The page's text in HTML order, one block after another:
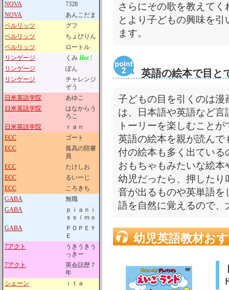
NOVA
7328
NOVA
あんこだま
ベルリッツ
グフ
ベルリッツ
ちょびりん
ベルリッツ
ロートル
リンゲージ
くみ Hot !
リンゲージ
ぽん
リンゲージ
チャレンジ
ぞう
日米英語学院
あゆこ
日米英語学院
はなからう
ろこ
日米英語学院
ｒａｎ
ECC
ゴート
ECC
孤高の陪審
員
ECC
たけしお
ECC
るいーじ
ECC
ころきち
GABA
無職
GABA
ｐｉａｎｉ
ｓｓｉｍｏ
GABA
ＰＯＰＥＹ
Ｅ
7アクト
うきうきう
っきー
7アクト
英会話歴７
年
シェーン
ｉｔａ
さらにその歌を教えて
とより子どもの興味を
ます。
英語の絵本で目と
子どもの目を引くのは
は、日本語や英語など
トーリーを楽しむこと
英語の絵本を親が読ん
付の絵本も多く出てい
おもちゃもみたいな絵
幼児だったら、押した
音が出るものや英単語
語を自然に覚えるので、
幼児英語教材お